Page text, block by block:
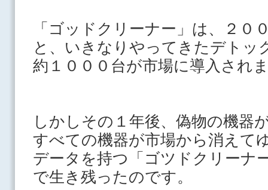
「ゴッドクリーナー」は、２０
と、いきなりやってきたデトッ
約１０００台が市場に導入され
しかしその１年後、偽物の機器
すべての機器が市場から消えて
データを持つ「ゴツドクリーナ
で生き残ったのです。